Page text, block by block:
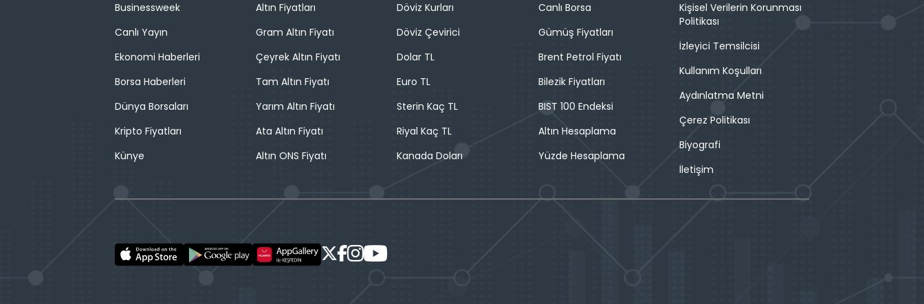
Businessweek
Canlı Yayın
Ekonomi Haberleri
Borsa Haberleri
Dünya Borsaları
Kripto Fiyatları
Künye
Altın Fiyatları
Gram Altın Fiyatı
Çeyrek Altın Fiyatı
Tam Altın Fiyatı
Yarım Altın Fiyatı
Ata Altın Fiyatı
Altın ONS Fiyatı
Döviz Kurları
Döviz Çevirici
Dolar TL
Euro TL
Sterin Kaç TL
Riyal Kaç TL
Kanada Doları
Canlı Borsa
Gümüş Fiyatları
Brent Petrol Fiyatı
Bilezik Fiyatları
BIST 100 Endeksi
Altın Hesaplama
Yüzde Hesaplama
Kişisel Verilerin Korunması
Politikası
İzleyici Temsilcisi
Kullanım Koşulları
Aydınlatma Metni
Çerez Politikası
Biyografi
İletişim